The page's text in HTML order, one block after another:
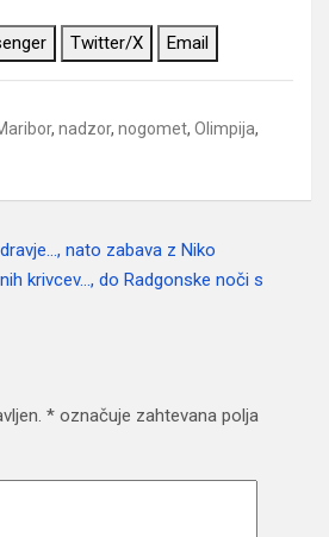
Twitter/X Email
, nadzor, nogomet, Olimpija,
nato zabava z Niko
krivcev…, do Radgonske noči s
* označuje zahtevana polja